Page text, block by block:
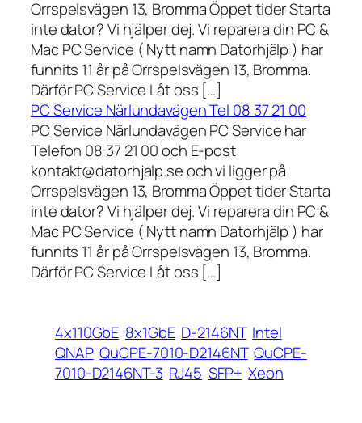
Orrspelsvägen 13, Bromma Öppet tider Starta
inte dator? Vi hjälper dej. Vi reparera din PC &
Mac PC Service ( Nytt namn Datorhjälp ) har
funnits 11 år på Orrspelsvägen 13, Bromma.
Därför PC Service Låt oss […]
PC Service Närlundavägen Tel 08 37 21 00
PC Service Närlundavägen PC Service har
Telefon 08 37 21 00 och E-post
kontakt@datorhjalp.se och vi ligger på
Orrspelsvägen 13, Bromma Öppet tider Starta
inte dator? Vi hjälper dej. Vi reparera din PC &
Mac PC Service ( Nytt namn Datorhjälp ) har
funnits 11 år på Orrspelsvägen 13, Bromma.
Därför PC Service Låt oss […]
4x110GbE 8x1GbE D-2146NT Intel
QNAP QuCPE-7010-D2146NT QuCPE-
7010-D2146NT-3 RJ45 SFP+ Xeon